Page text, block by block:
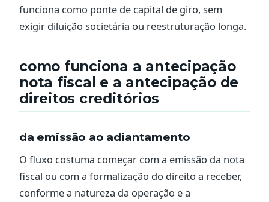
funciona como ponte de capital de giro, sem
exigir diluição societária ou reestruturação longa.
como funciona a antecipação
nota fiscal e a antecipação de
direitos creditórios
da emissão ao adiantamento
O fluxo costuma começar com a emissão da nota
fiscal ou com a formalização do direito a receber,
conforme a natureza da operação e a